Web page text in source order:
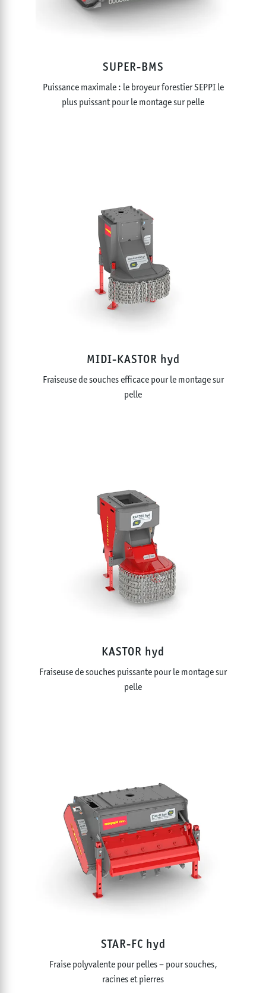
SUPER-BMS
Puissance maximale : le broyeur forestier SEPPI le
plus puissant pour le montage sur pelle
MIDI-KASTOR hyd
Fraiseuse de souches efficace pour le montage sur
pelle
KASTOR hyd
Fraiseuse de souches puissante pour le montage sur
pelle
STAR-FC hyd
Fraise polyvalente pour pelles – pour souches,
racines et pierres